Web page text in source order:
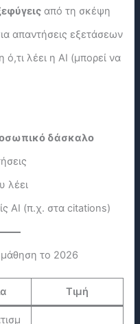
από τη σκέψη
απαντήσεις εξετάσεων
λέει η ΑΙ (μπορεί να
δάσκαλο
λέει
ΑΙ (π.χ. στα citations)
το 2026
Τιμή